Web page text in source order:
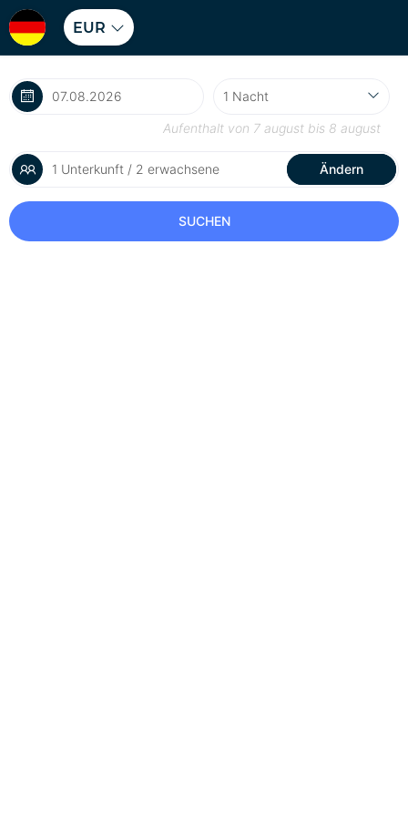
EUR
Aufenthalt von 7 august bis 8 august
1 Unterkunft / 2 erwachsene Ändern